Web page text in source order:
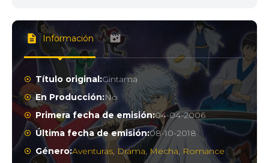
Información
Título original:Gintama
En Producción:No
Primera fecha de emisión:04-04-2006
Última fecha de emisión:08-10-2018
Género:Aventuras, Drama, Mecha, Romance